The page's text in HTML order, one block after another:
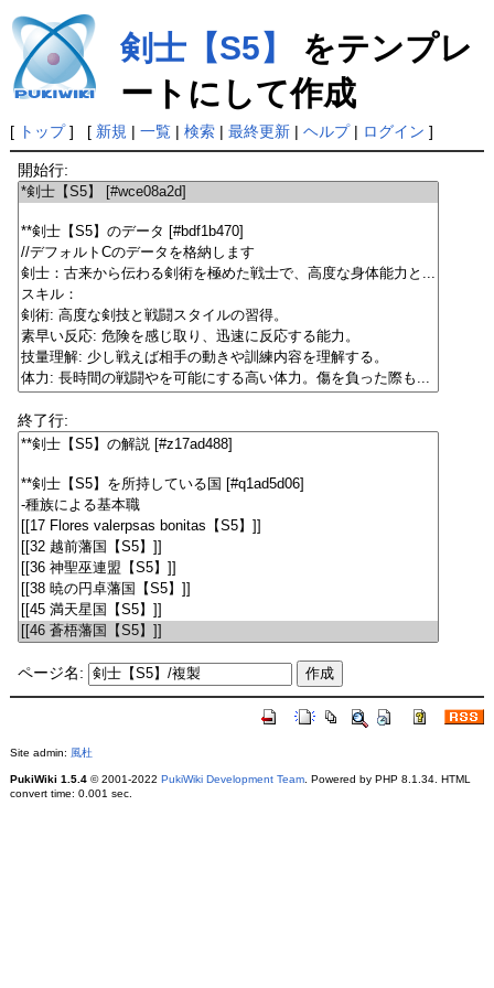
剣士【S5】
をテンプレ
ートにして作成
[ トップ] [ 新規 | 一覧| 検索| 最終更新| ヘルプ| ログイン ]
開始行:
終了行:
ページ名:
Site admin: 風杜
PukiWiki 1.5.4© 2001-2022 PukiWiki Development Team. Powered by PHP 8.1.34. HTML
convert time: 0.001 sec.